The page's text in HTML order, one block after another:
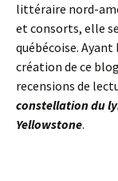
littéraire nord-
et consorts, elle
québécoise.
création de ce
recensions de
constellation du
Yellowstone.